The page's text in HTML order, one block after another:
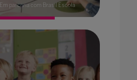
Em parceria com Brasil Escola